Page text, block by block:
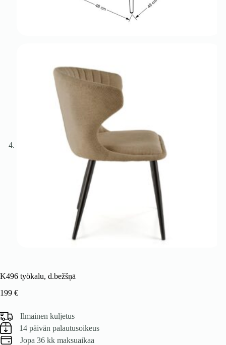
K496 työkalu, d.bežšņā
199 €
Ilmainen kuljetus
14 päivän palautusoikeus
Jopa 36 kk maksuaikaa